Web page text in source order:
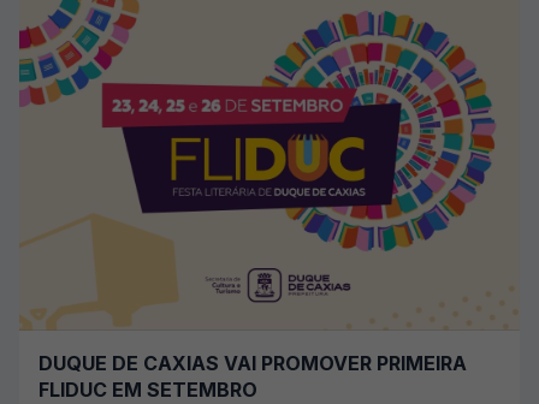
DUQUE DE CAXIAS VAI PROMOVER PRIMEIRA
FLIDUC EM SETEMBRO